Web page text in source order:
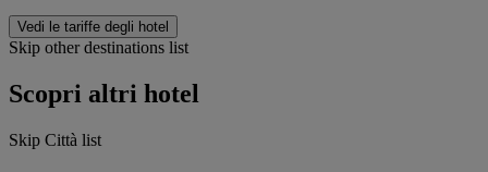
Vedi le tariffe degli hotel
Skip other destinations list
Scopri altri hotel
Skip Città list